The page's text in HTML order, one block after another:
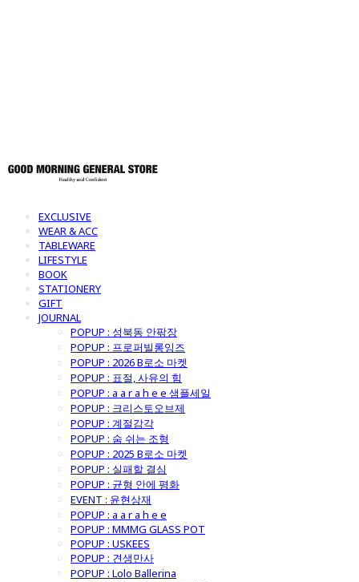
EXCLUSIVE
WEAR & ACC
TABLEWARE
LIFESTYLE
BOOK
STATIONERY
GIFT
JOURNAL
POPUP : 성북동 안팎장
POPUP : 프로퍼빌롱잉즈
POPUP : 2026 B로소 마켓
POPUP : 표절, 사유의 힘
POPUP : a a r a h e e 샘플세일
POPUP : 크리스토오브제
POPUP : 계절감각
POPUP : 숨 쉬는 조형
POPUP : 2025 B로소 마켓
POPUP : 실패할 결심
POPUP : 균형 안에 평화
EVENT : 윤현상재
POPUP : a a r a h e e
POPUP : MMMG GLASS POT
POPUP : USKEES
POPUP : 견생만사
POPUP : Lolo Ballerina